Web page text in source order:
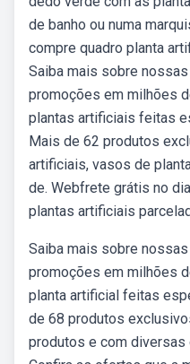
de banho ou numa
compre quadro planta
Saiba mais sobre
promoções em milhões
plantas artificiais feitas
Mais de 62 produtos
artificiais, vasos de
de. Webfrete grátis no
plantas artificiais
Saiba mais sobre
promoções em milhões
planta artificial feitas
de 68 produtos
produtos e com diversas